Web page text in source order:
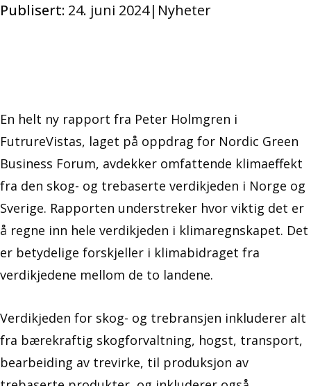
Publisert: 24. juni 2024| Nyheter
En helt ny rapport fra Peter Holmgren i
FutrureVistas, laget på oppdrag for Nordic Green
Business Forum, avdekker omfattende klimaeffekt
fra den skog- og trebaserte verdikjeden i Norge og
Sverige. Rapporten understreker hvor viktig det er
å regne inn hele verdikjeden i klimaregnskapet. Det
er betydelige forskjeller i klimabidraget fra
verdikjedene mellom de to landene.
Verdikjeden for skog- og trebransjen inkluderer alt
fra bærekraftig skogforvaltning, hogst, transport,
bearbeiding av trevirke, til produksjon av